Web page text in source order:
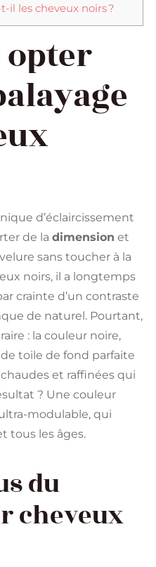
il les cheveux noirs ?
d’éclaircissement
de la dimension et
sans toucher à la
noirs, il a longtemps
crainte d’un contraste
de naturel. Pourtant,
: la couleur noire,
toile de fond parfaite
et raffinées qui
? Une couleur
modulable, qui
tous les âges.
du
cheveux